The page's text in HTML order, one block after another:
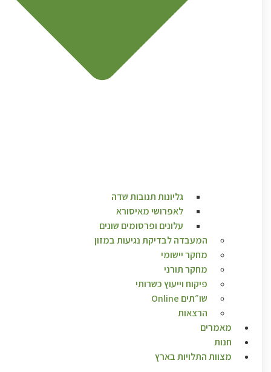
גליונות תנובות שדה
לאפרושי מאיסורא
עלונים ופרסומים שונים
המעבדה לבדיקת נגיעות במזון
מחקר יישומי
מחקר תורני
פיקוח וייעוץ כשרותי
שו״תים Online
הרצאות
מאמרים
חנות
מצוות התלויות בארץ